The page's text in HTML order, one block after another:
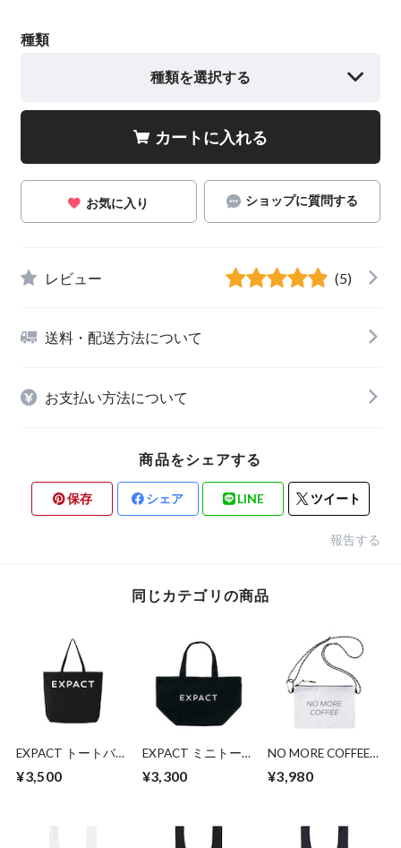
種類
種類を選択する
カートに入れる
お気に入り ショップに質問する
レビュー (5)
送料・配送方法について
お支払い方法について
商品をシェアする
保存 シェア LINE ツイート
報告する
同じカテゴリの商品
EXPACT トートバッ
¥3,500
EXPACT ミニトート
¥3,300
NO MORE COFFEE
¥3,980